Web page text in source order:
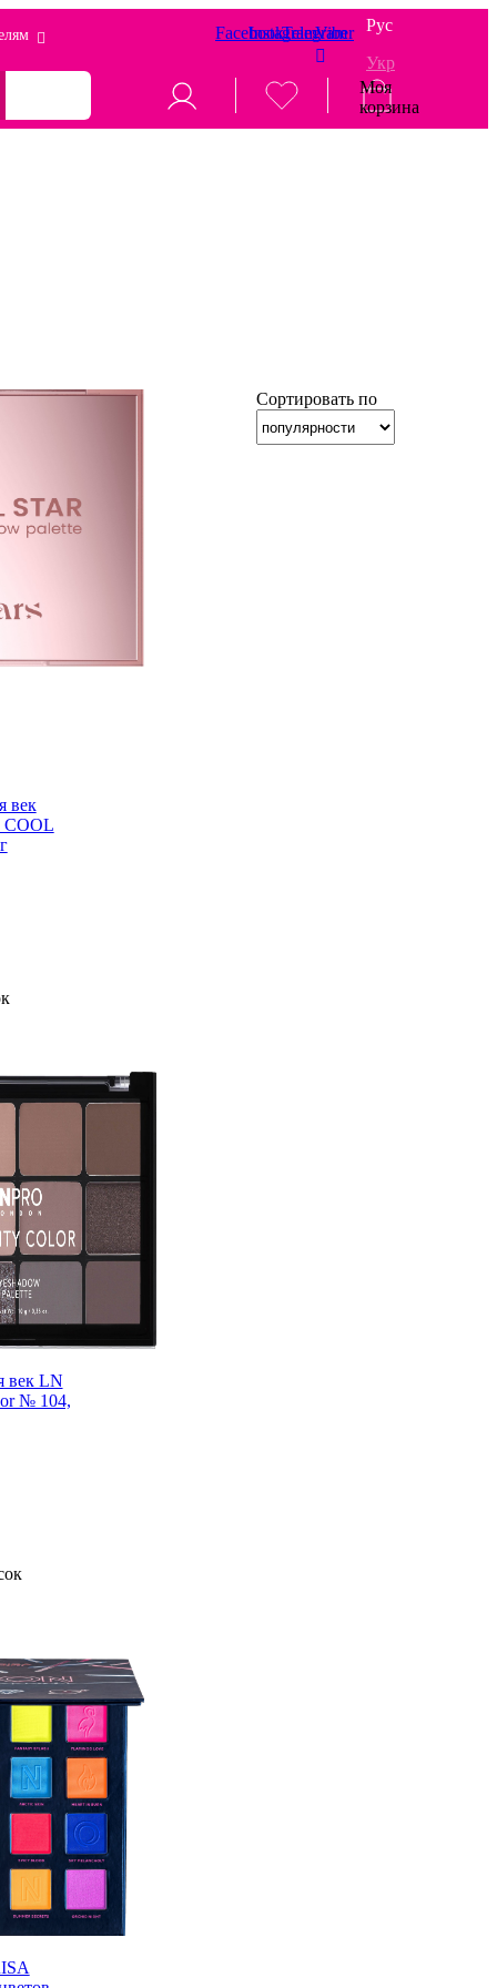
FacebookInstagram
Telegram
Viber
Рус
Укр
Моя
корзина
Сортировать по
век
COOL
век LN
№ 104,